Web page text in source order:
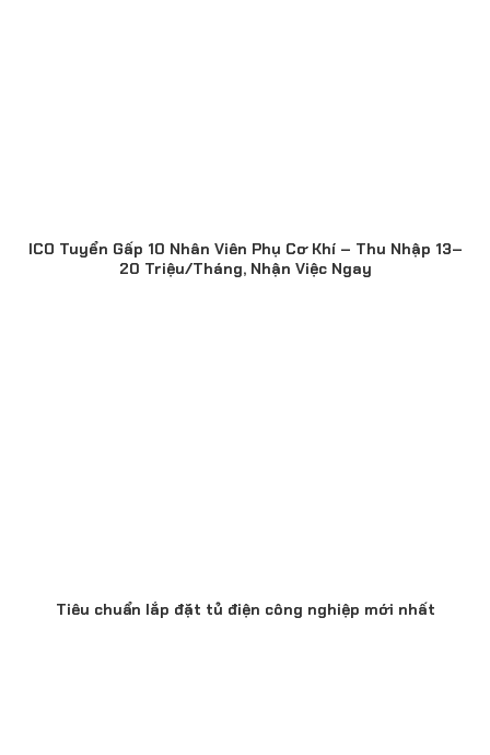
ICO Tuyển Gấp 10 Nhân Viên Phụ Cơ Khí – Thu Nhập 13–
20 Triệu/Tháng, Nhận Việc Ngay
Tiêu chuẩn lắp đặt tủ điện công nghiệp mới nhất